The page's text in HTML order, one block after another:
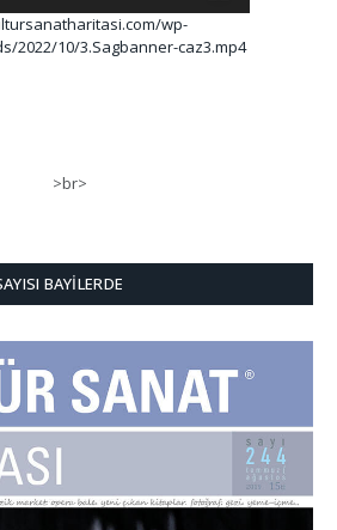
wp-
2022/10/3.Sagbanner-caz3.mp4
>br>
BAYILERDE